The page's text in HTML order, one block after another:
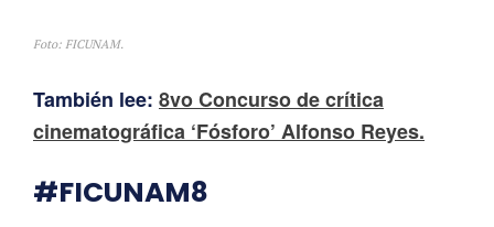
Foto: FICUNAM.
También lee: 8vo Concurso de crítica
cinematográfica ‘Fósforo’ Alfonso Reyes.
#FICUNAM8